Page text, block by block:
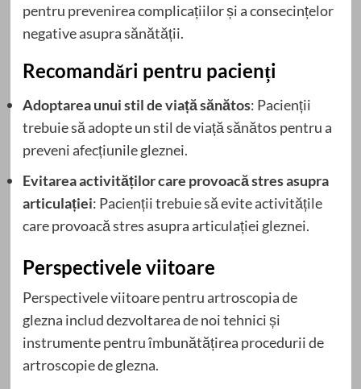
pentru prevenirea complicațiilor și a consecințelor
negative asupra sănătății.
Recomandări pentru pacienți
Adoptarea unui stil de viață sănătos: Pacienții
trebuie să adopte un stil de viață sănătos pentru a
preveni afecțiunile gleznei.
Evitarea activităților care provoacă stres asupra
articulației: Pacienții trebuie să evite activitățile
care provoacă stres asupra articulației gleznei.
Perspectivele viitoare
Perspectivele viitoare pentru artroscopia de
glezna includ dezvoltarea de noi tehnici și
instrumente pentru îmbunătățirea procedurii de
artroscopie de glezna.